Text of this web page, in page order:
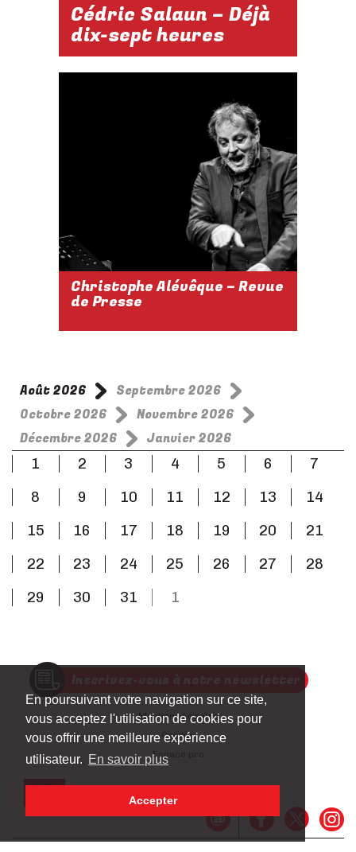
En poursuivant votre navigation sur ce site,
vous acceptez l'utilisation de cookies pour
vous offrir une meilleure expérience
utilisateur. En savoir plus
Accepter
Cédric Salaun – Déjà
dix-sept heures
Réserver
2026-2027
21 MAI 2027 À
20H
Christophe Alévêque – Revue
de Presse
Réserver
05 JUIN 2027
Août 2026
Septembre 2026
Octobre 2026
Novembre 2026
Décembre 2026
Janvier 2026
1
2 3 4 5 6
7
8
9 10 11 12 13
14
15
16 17 18 19 20
21
22
23 24 25 26 27
28
29
30 31 1
Mentions Légales
Crédits
Espace pro